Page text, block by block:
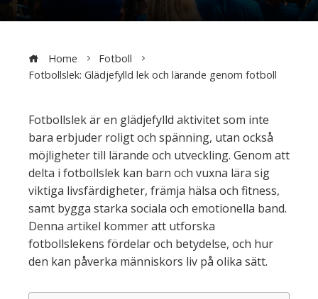
Home
Fotboll
Fotbollslek: Glädjefylld lek och lärande genom fotboll
Fotbollslek är en glädjefylld aktivitet som inte
bara erbjuder roligt och spänning, utan också
möjligheter till lärande och utveckling. Genom att
delta i fotbollslek kan barn och vuxna lära sig
viktiga livsfärdigheter, främja hälsa och fitness,
samt bygga starka sociala och emotionella band.
Denna artikel kommer att utforska
fotbollslekens fördelar och betydelse, och hur
den kan påverka människors liv på olika sätt.